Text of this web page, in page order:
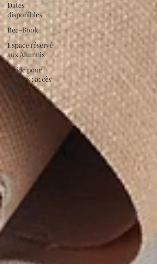
Dates
disponibles
Bee-Book
Espace réservé
aux Alumnis
Guide pour
artistes : accès
libre